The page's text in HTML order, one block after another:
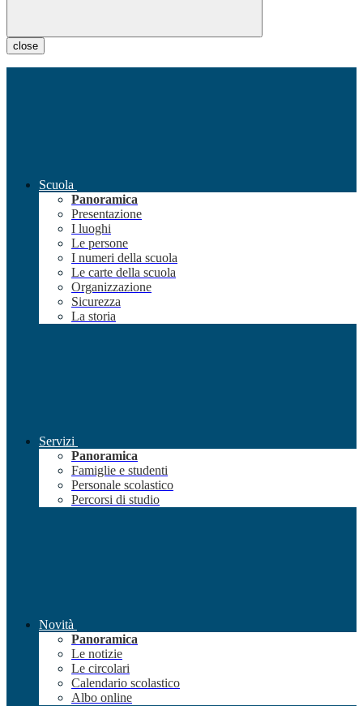
close
Scuola
Panoramica
Presentazione
I luoghi
Le persone
I numeri della scuola
Le carte della scuola
Organizzazione
Sicurezza
La storia
Servizi
Panoramica
Famiglie e studenti
Personale scolastico
Percorsi di studio
Novità
Panoramica
Le notizie
Le circolari
Calendario scolastico
Albo online